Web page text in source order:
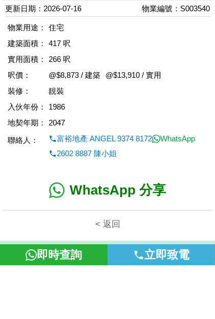
更新日期：2026-07-16 物業編號：S003540
物業用途：
住宅
建築面積：
417 呎
實用面積：
266 呎
呎價：
@$8,873 / 建築
@$13,910 / 實用
裝修：
靚裝
入伙年份：
1986
地契年期：
2047
聯絡人：
富裕地產 ANGEL 9374 8172
WhatsApp
2602 8887 陳小姐
WhatsApp 分享
< 返回
即時查詢 立即致電
本網頁所提供資料僅作參考用途。若因錯漏而引致任何不便或損
失，富裕地產概不負責。